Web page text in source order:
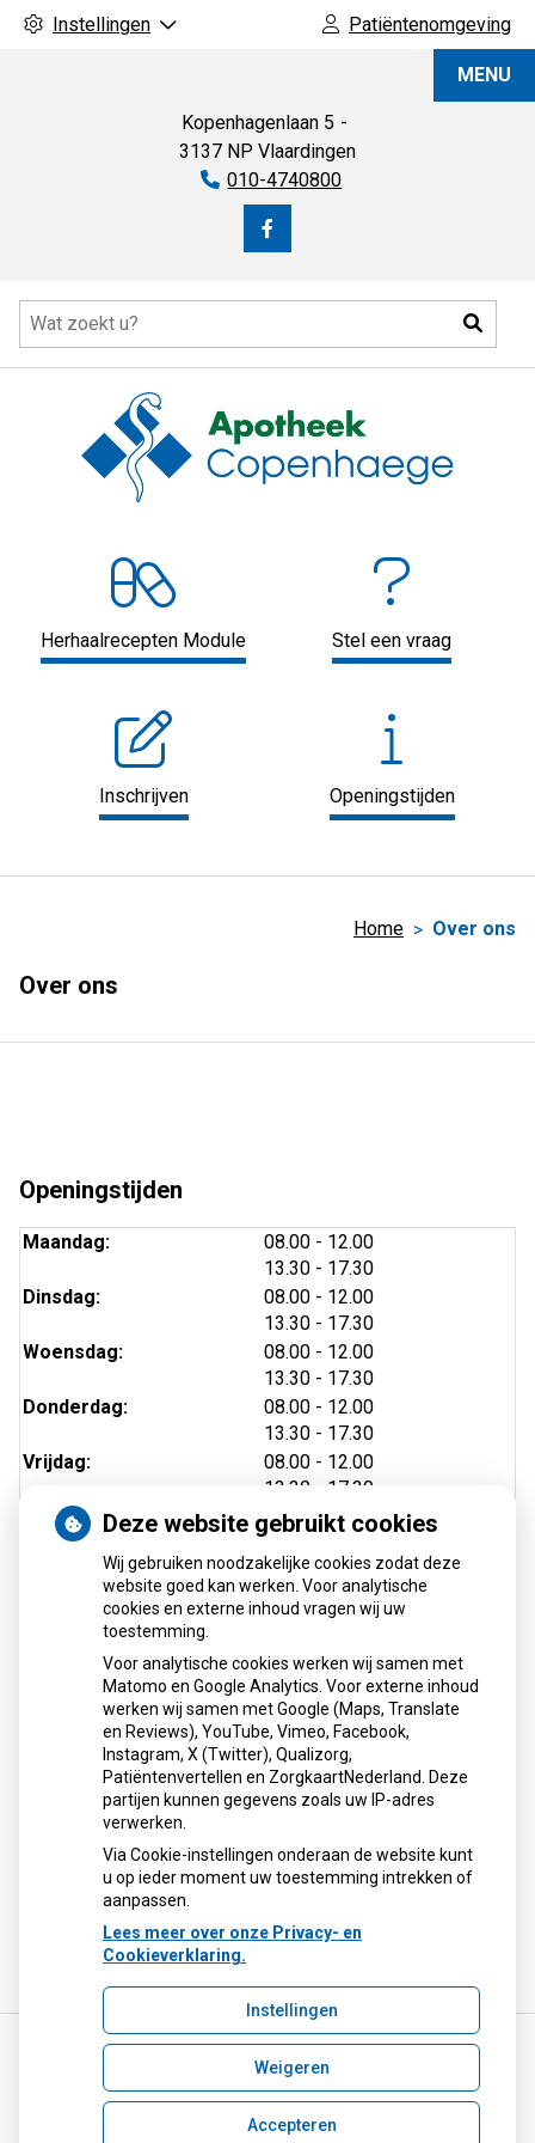
Instellingen Patiëntenomgeving
Kopenhagenlaan 5
3137 NP Vlaardingen
Tel:
010-4740800
Bezoek
facebook
MENU
Herhaalrecepten Module Stel een vraag
Inschrijven Openingstijden
Home Over ons
Over ons
Openingstijden
Maandag: 08.00 tot
- 12.00
13.30 tot
- 17.30
Dinsdag:
08.00 tot
- 12.00
13.30 tot
- 17.30
Woensdag:
08.00 tot
- 12.00
13.30 tot
- 17.30
Donderdag:
08.00 tot
- 12.00
13.30 tot
- 17.30
Vrijdag:
08.00 tot
- 12.00
13.30
tot
- 17.30
Herhaalrecepten aanvragen
Patiëntenomgeving
Uw Zorg Online |Beheer
infocopenhaege@ezorg.nl
Cookie-instellingen
Deze website gebruikt cookies
Wij gebruiken noodzakelijke cookies zodat deze
website goed kan werken. Voor analytische
cookies en externe inhoud vragen wij uw
toestemming.
Voor analytische cookies werken wij samen met
Matomo en Google Analytics. Voor externe inhoud
werken wij samen met Google (Maps, Translate
en Reviews), YouTube, Vimeo, Facebook,
Instagram, X (Twitter), Qualizorg,
Patiëntenvertellen en ZorgkaartNederland. Deze
partijen kunnen gegevens zoals uw IP-adres
verwerken.
Via Cookie-instellingen onderaan de website kunt
u op ieder moment uw toestemming intrekken of
aanpassen.
Lees meer over onze Privacy- en
Cookieverklaring.
Instellingen
Weigeren
Accepteren